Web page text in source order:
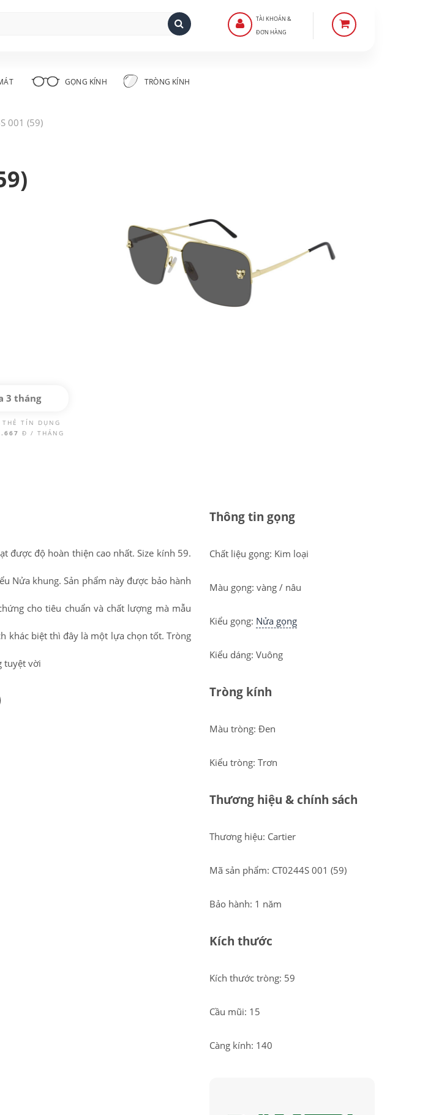
TÀI KHOẢN &
ĐƠN HÀNG
GỌNG KÍNH TRÒNG KÍNH
001 (59)
3 tháng
THẺ TÍN DỤNG
Đ / THÁNG
được độ hoàn thiện cao nhất. Size kính 59.
Nửa khung. Sản phẩm này được bảo hành
cho tiêu chuẩn và chất lượng mà mẫu
khác biệt thì đây là một lựa chọn tốt. Tròng
tuyệt vời
Thông tin gọng
Chất liệu gọng: Kim loại
Màu gọng: vàng / nâu
Kiểu gọng: Nửa gọng
Kiểu dáng: Vuông
Tròng kính
Màu tròng: Đen
Kiểu tròng: Trơn
Thương hiệu & chính sách
Thương hiệu: Cartier
Mã sản phẩm: CT0244S 001 (59)
Bảo hành: 1 năm
Kích thước
Kích thước tròng: 59
Cầu mũi: 15
Càng kính: 140